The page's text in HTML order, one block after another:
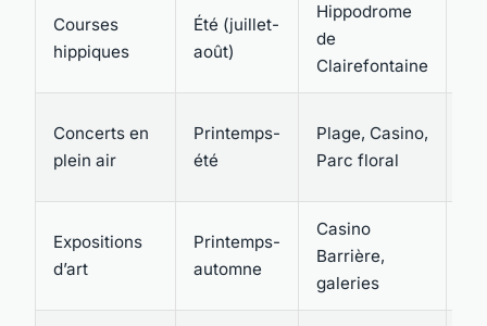
Courses
hippiques
Été (juillet-
août)
Hippodrome
de
Clairefontaine
Concerts en
plein air
Printemps-
été
Plage, Casino,
Parc floral
Expositions
d’art
Printemps-
automne
Casino
Barrière,
galeries